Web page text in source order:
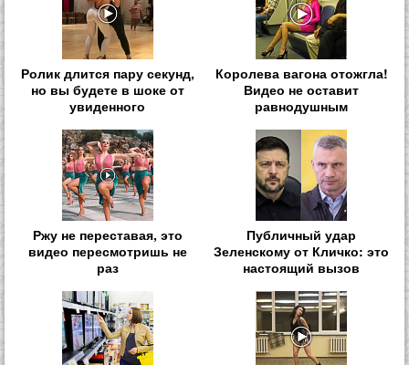
Ролик длится пару секунд,
но вы будете в шоке от
увиденного
Королева вагона отожгла!
Видео не оставит
равнодушным
Ржу не переставая, это
видео пересмотришь не
раз
Публичный удар
Зеленскому от Кличко: это
настоящий вызов